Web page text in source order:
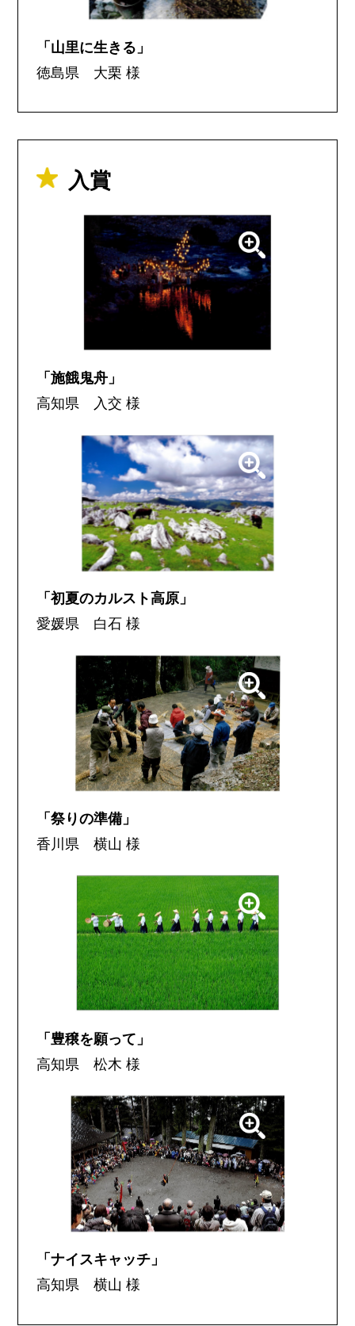
「山里に生きる」
徳島県 大栗 様
入賞
「施餓鬼舟」
高知県 入交 様
「初夏のカルスト高原」
愛媛県 白石 様
「祭りの準備」
香川県 横山 様
「豊穣を願って」
高知県 松木 様
「ナイスキャッチ」
高知県 横山 様